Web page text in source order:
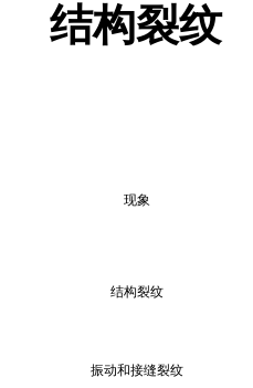
结构裂纹
现象
结构裂纹
振动和接缝裂纹